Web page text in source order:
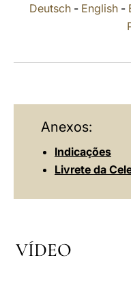
Deutsch- English-
Anexos:
Indicações
Livrete da
VÍDEO